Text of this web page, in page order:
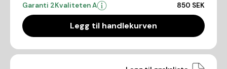
Garanti 2Kvaliteten A 850 SEK
Legg til handlekurven